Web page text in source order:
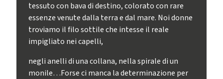
tessuto con bava di destino, colorato con rare
essenze venute dalla terra e dal mare. Noi donne
troviamo il filo sottile che intesse il reale
impigliato nei capelli,
negli anelli di una collana, nella spirale di un
monile…Forse ci manca la determinazione per